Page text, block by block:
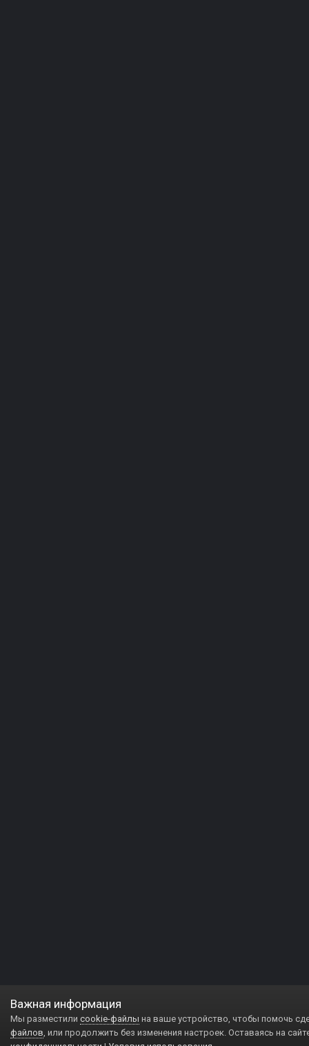
Важная информация
Мы разместили cookie-файлы на ваше устройство, чтобы помочь
файлов, или продолжить без изменения настроек. Оставаясь на